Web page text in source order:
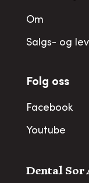
Om
Salgs- og
Folg oss
Facebook
Youtube
Dental Sor